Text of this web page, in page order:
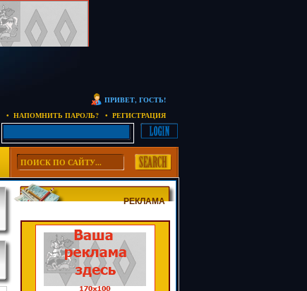
ПРИВЕТ, ГОСТЬ!
• НАПОМНИТЬ ПАРОЛЬ?
• РЕГИСТРАЦИЯ
РЕКЛАМА